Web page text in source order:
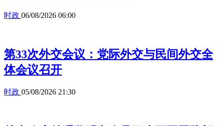
时政 06/08/2026 06:00
第33次外交会议：党际外交与民间外交全
体会议召开
时政 05/08/2026 21:30